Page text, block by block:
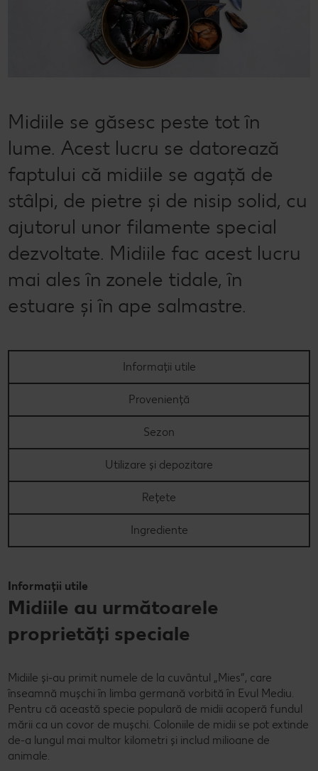
Dicționar de alimente
Valorile noastre
Rețete de mic dejun vegan
Rețete de prăjituri
Sustenabilitate
Concursuri
Marcă proprie Kaufland - și calitate și preț mic
Semințele de pepene verde
Bucuria de a găti
Midiile se găsesc peste tot în
lume. Acest lucru se datorează
faptului că midiile se agață de
stâlpi, de pietre și de nisip solid, cu
ajutorul unor filamente special
dezvoltate. Midiile fac acest lucru
mai ales în zonele tidale, în
estuare și în ape salmastre.
Informații utile
Proveniență
Sezon
Utilizare și depozitare
Rețete
Ingrediente
Informații utile
Midiile au următoarele
proprietăți speciale
Midiile și-au primit numele de la cuvântul „Mies”, care
înseamnă mușchi în limba germană vorbită în Evul Mediu.
Pentru că această specie populară de midii acoperă fundul
mării ca un covor de mușchi. Coloniile de midii se pot extinde
de-a lungul mai multor kilometri și includ milioane de
animale.